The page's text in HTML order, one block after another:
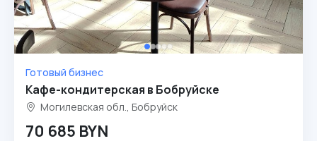
Готовый бизнес
Кафе-кондитерская в Бобруйске
Могилевская обл., Бобруйск
70 685 BYN